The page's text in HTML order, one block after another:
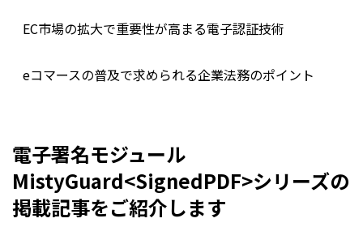
EC市場の拡大で重要性が高まる電子認証技術
eコマースの普及で求められる企業法務のポイント
電子署名モジュール
MistyGuard<SignedPDF>シリーズの
掲載記事をご紹介します